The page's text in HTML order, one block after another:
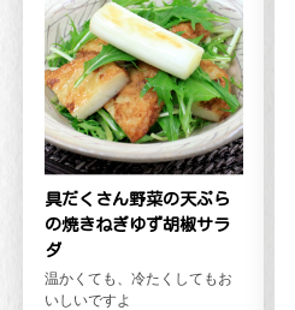
具だくさん野菜の天ぷら
の焼きねぎゆず胡椒サラ
ダ
温かくても、冷たくしてもお
いしいですよ